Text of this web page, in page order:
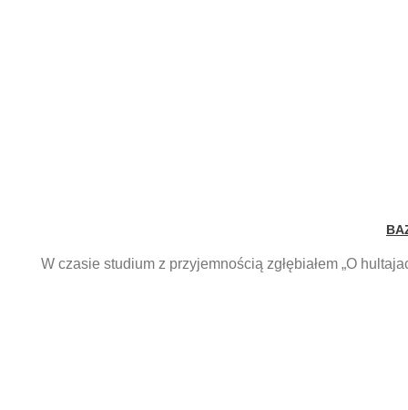
W czasie studium z przyjemnością zgłębiałem „O